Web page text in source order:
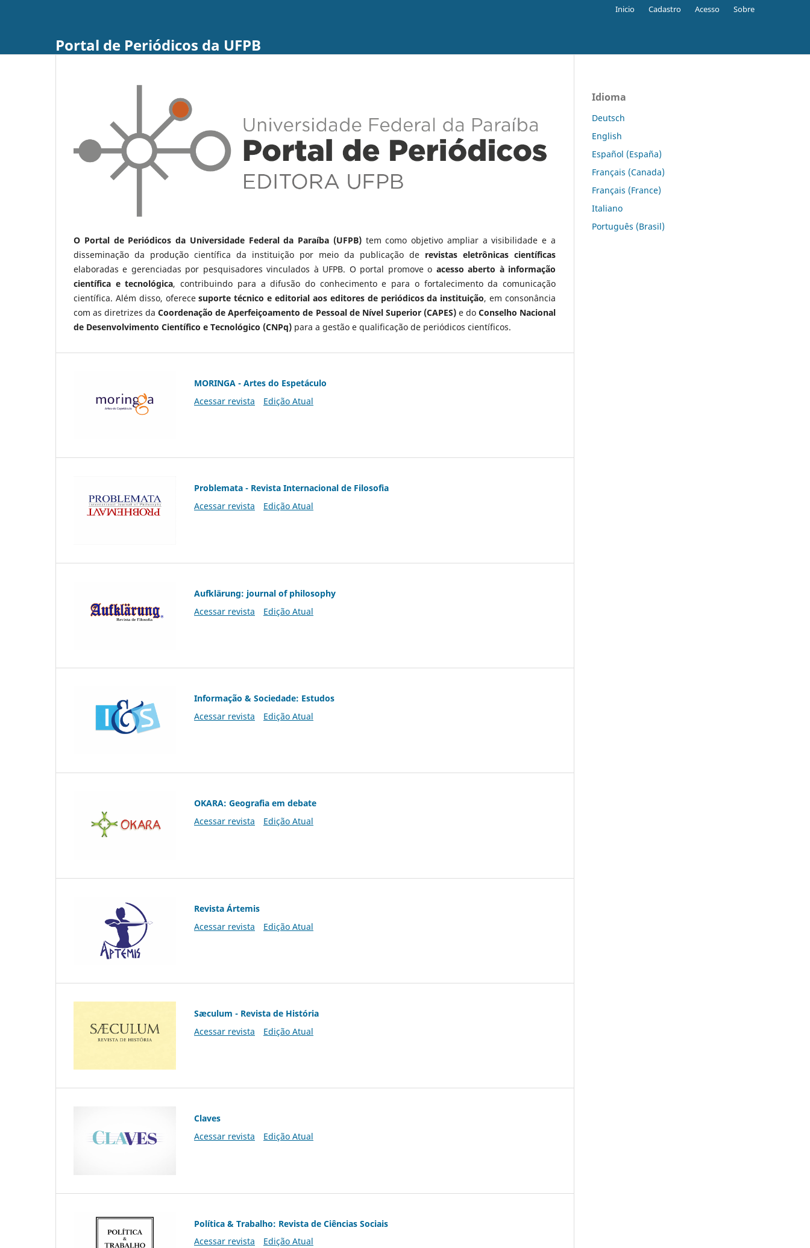
Portal de Periódicos da UFPB
Inicio Cadastro Acesso Sobre
O Portal de Periódicos da Universidade Federal da Paraíba (UFPB)tem como objetivo ampliar a visibilidade e a
disseminação da produção científica da instituição por meio da publicação de revistas eletrônicas científicas
elaboradas e gerenciadas por pesquisadores vinculados à UFPB. O portal promove o acesso aberto à informação
científica e tecnológica, contribuindo para a difusão do conhecimento e para o fortalecimento da comunicação
científica. Além disso, oferecesuporte técnico e editorial aos editores de periódicos da instituição, em consonância
com as diretrizes daCoordenação de Aperfeiçoamento de Pessoal de Nível Superior (CAPES)e do Conselho Nacional
de Desenvolvimento Científico e Tecnológico (CNPq) para a gestão e qualificação de periódicos científicos.
MORINGA - Artes do Espetáculo
Acessar revista
Edição Atual
Problemata - Revista Internacional de Filosofia
Acessar revista
Edição Atual
Aufklärung: journal of philosophy
Acessar revista
Edição Atual
Informação & Sociedade: Estudos
Acessar revista
Edição Atual
OKARA: Geografia em debate
Acessar revista
Edição Atual
Revista Ártemis
Acessar revista
Edição Atual
Sæculum - Revista de História
Acessar revista
Edição Atual
Claves
Acessar revista
Edição Atual
Política & Trabalho: Revista de Ciências Sociais
Acessar revista
Edição Atual
Idioma
Deutsch
English
Español (España)
Français (Canada)
Français (France)
Italiano
Português (Brasil)